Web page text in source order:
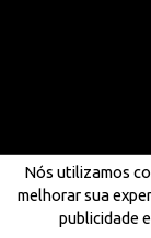
Nós utilizamos
melhorar sua
publicidade